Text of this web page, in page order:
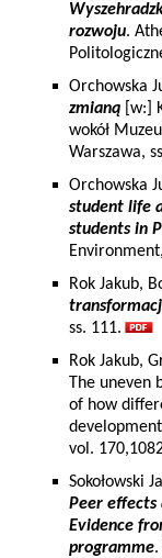
rozwoju.
Orchowska
zmianą [w:]
wokół
Warszawa,
Orchowska
student life
students in
Rok Jakub,
ss. 111.
Rok Jakub,
The uneven
of how
vol.
Sokołowski
Peer effects
Evidence
programme